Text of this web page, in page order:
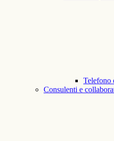
Telefono
Consulenti e